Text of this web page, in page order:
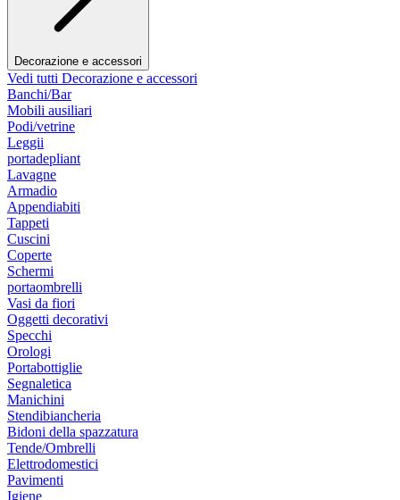
Decorazione e accessori
Vedi tutti Decorazione e accessori
Banchi/Bar
Mobili ausiliari
Podi/vetrine
Leggii
portadepliant
Lavagne
Armadio
Appendiabiti
Tappeti
Cuscini
Coperte
Schermi
portaombrelli
Vasi da fiori
Oggetti decorativi
Specchi
Orologi
Portabottiglie
Segnaletica
Manichini
Stendibiancheria
Bidoni della spazzatura
Tende/Ombrelli
Elettrodomestici
Pavimenti
Igiene